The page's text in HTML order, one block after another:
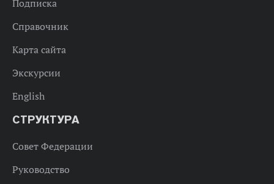
Подписка
Справочник
Карта сайта
Экскурсии
English
СТРУКТУРА
Совет Федерации
Руководство